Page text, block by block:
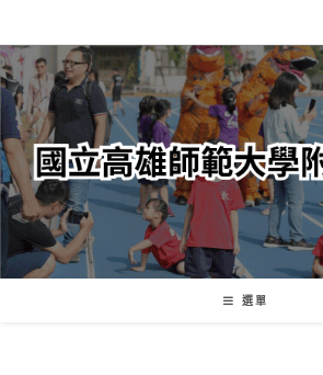
轉
至
主
內
容
選單